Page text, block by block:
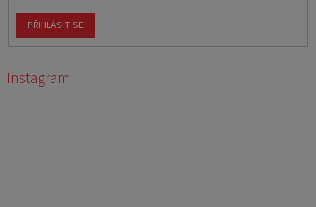
PŘIHLÁSIT SE
Instagram